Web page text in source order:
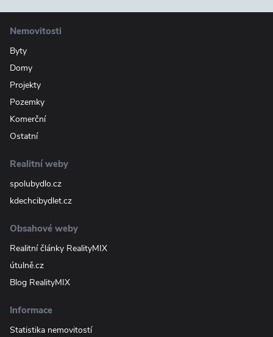
Nemovitosti
Byty
Domy
Projekty
Pozemky
Komerční
Ostatní
Realitní weby
spolubydlo.cz
kdechcibydlet.cz
Obsahové weby
Realitní články RealityMIX
útulně.cz
Blog RealityMIX
Informace
Statistika nemovitostí